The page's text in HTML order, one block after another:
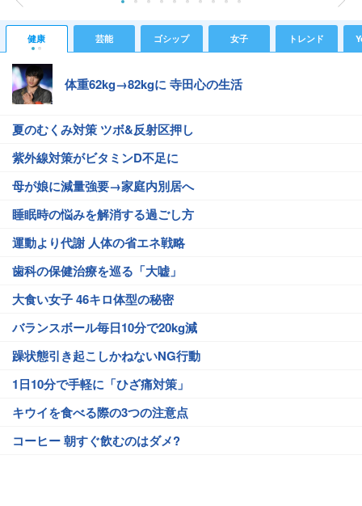
健康 芸能 ゴシップ 女子 トレンド
体重62kg→82kgに 寺田心の生活
夏のむくみ対策 ツボ&反射区押し
紫外線対策がビタミンD不足に
母が娘に減量強要→家庭内別居へ
睡眠時の悩みを解消する過ごし方
運動より代謝 人体の省エネ戦略
歯科の保健治療を巡る「大嘘」
大食い女子 46キロ体型の秘密
バランスボール毎日10分で20kg減
躁状態引き起こしかねないNG行動
1日10分で手軽に「ひざ痛対策」
キウイを食べる際の3つの注意点
コーヒー 朝すぐ飲むのはダメ?